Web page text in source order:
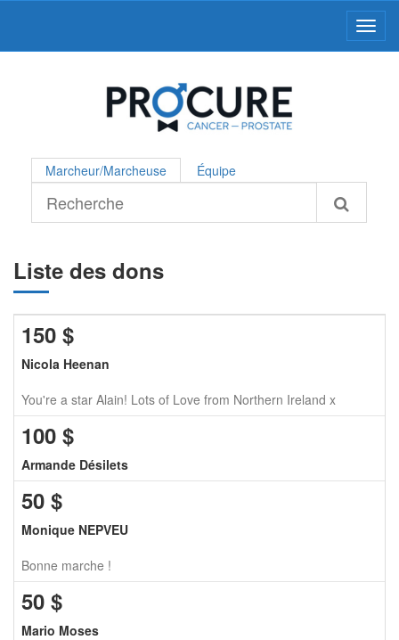
Marcheur/Marcheuse Équipe
Liste des dons
150 $
Nicola Heenan
You're a star Alain! Lots of Love from Northern Ireland x
100 $
Armande Désilets
50 $
Monique NEPVEU
Bonne marche !
50 $
Mario Moses